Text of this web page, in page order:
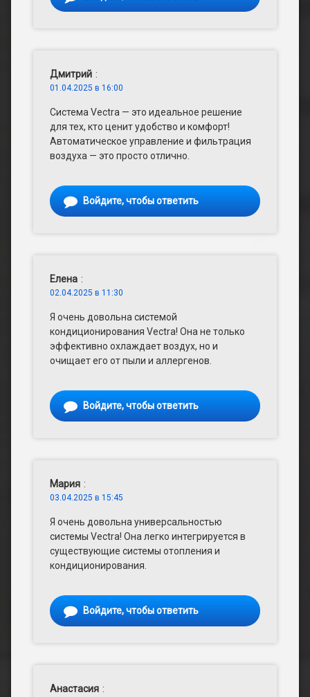
Дмитрий :
01.04.2025 в 16:00
Система Vectra — это идеальное решение
для тех, кто ценит удобство и комфорт!
Автоматическое управление и фильтрация
воздуха — это просто отлично.
Войдите, чтобы ответить
Елена :
02.04.2025 в 11:30
Я очень довольна системой
кондиционирования Vectra! Она не только
эффективно охлаждает воздух, но и
очищает его от пыли и аллергенов.
Войдите, чтобы ответить
Мария :
03.04.2025 в 15:45
Я очень довольна универсальностью
системы Vectra! Она легко интегрируется в
существующие системы отопления и
кондиционирования.
Войдите, чтобы ответить
Анастасия :